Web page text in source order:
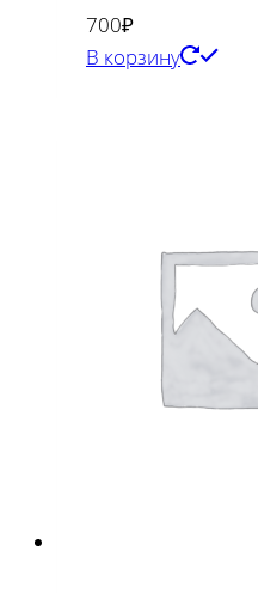
700₽
В корзину